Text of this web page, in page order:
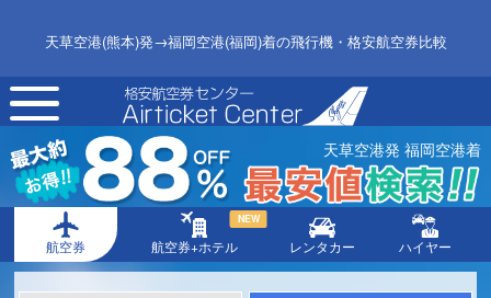
天草空港(熊本)発→福岡空港(福岡)着の飛行機・格安航空券比較
toggle
navigation
天草空港発 福岡空港着
航空券 航空券+ホテル
NEW
レンタカー ハイヤー